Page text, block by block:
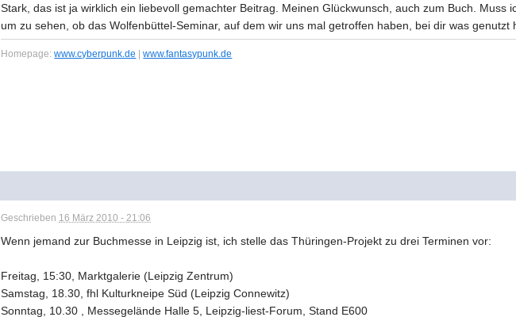
Stark, das ist ja wirklich ein liebevoll gemachter Beitrag. Meinen Glückwunsch, auch zum Buch. Muss
um zu sehen, ob das Wolfenbüttel-Seminar, auf dem wir uns mal getroffen haben, bei dir was genutzt
Homepage:www.cyberpunk.de |www.fantasypunk.de
Geschrieben 16 März 2010 - 21:06
Wenn jemand zur Buchmesse in Leipzig ist, ich stelle das Thüringen-Projekt zu drei Terminen vor:
Freitag, 15:30, Marktgalerie (Leipzig Zentrum)
Samstag, 18.30, fhl Kulturkneipe Süd (Leipzig Connewitz)
Sonntag, 10.30 , Messegelände Halle 5, Leipzig-liest-Forum, Stand E600